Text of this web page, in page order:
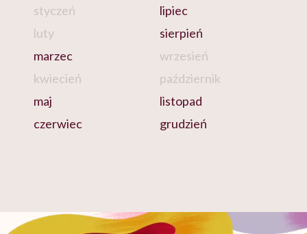
styczeń
luty
marzec
kwiecień
maj
czerwiec
lipiec
sierpień
wrzesień
październik
listopad
grudzień